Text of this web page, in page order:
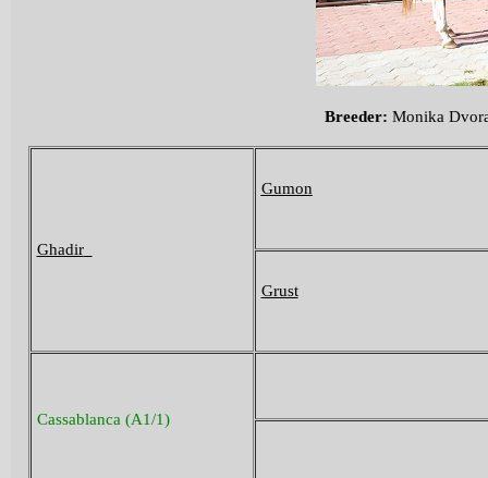
Breeder: Monika
Ghadir
Gumon
Grust
Cassablanca (A1/1)